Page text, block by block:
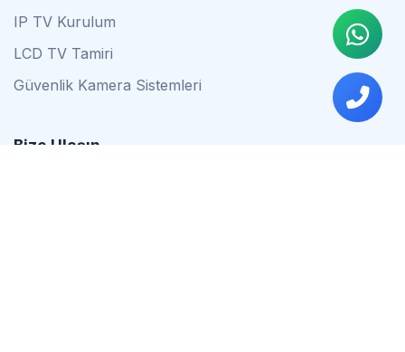
IP TV Kurulum
LCD TV Tamiri
Güvenlik Kamera Sistemleri
Bize Ulaşın